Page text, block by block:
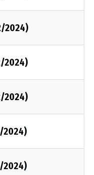
2024)
2024)
2024)
2024)
2024)